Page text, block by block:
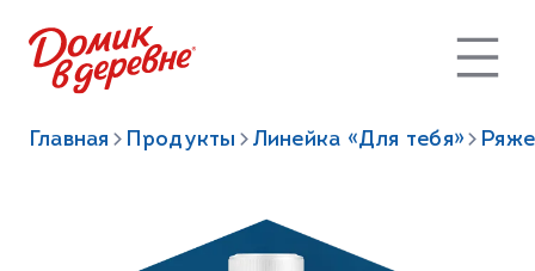
Главная Продукты Линейка «Для тебя»